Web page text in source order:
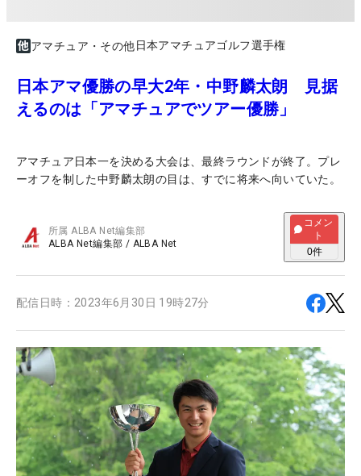
アマチュア・その他日本アマチュアゴルフ選手権
日本アマ優勝の早大2年・中野麟太朗 見据
えるのは「アマチュアでツアー優勝」
アマチュア日本一を決める大会は、最終ラウンドが終了。プレ
ーオフを制した中野麟太朗の目は、すでに将来へ向いていた。
所属ALBA Net編集部
ALBA Net編集部 / ALBA Net
コメン
ト
0件
配信日時： 2023年6月30日 19時27分